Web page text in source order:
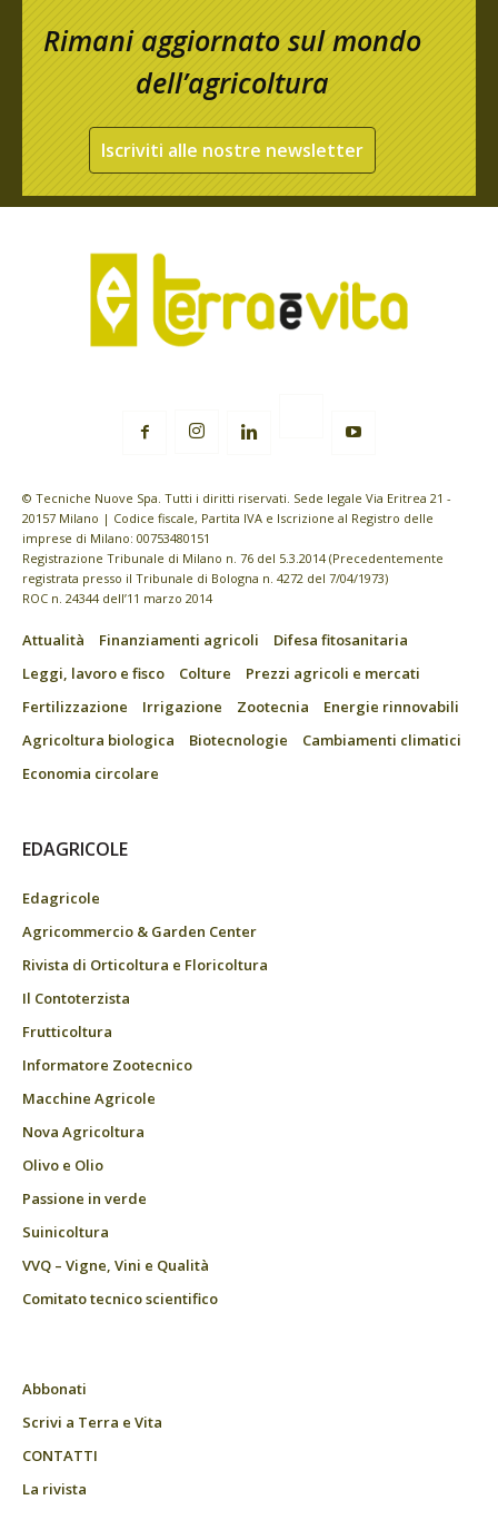
Rimani aggiornato sul mondo
dell’agricoltura
Iscriviti alle nostre newsletter
© Tecniche Nuove Spa. Tutti i diritti riservati. Sede legale Via Eritrea 21 -
20157 Milano | Codice fiscale, Partita IVA e Iscrizione al Registro delle
imprese di Milano: 00753480151
Registrazione Tribunale di Milano n. 76 del 5.3.2014 (Precedentemente
registrata presso il Tribunale di Bologna n. 4272 del 7/04/1973)
ROC n. 24344 dell’11 marzo 2014
Attualità Finanziamenti agricoli
Difesa fitosanitaria
Leggi, lavoro e fisco
Colture
Prezzi agricoli e mercati
Fertilizzazione
Irrigazione Zootecnia
Energie rinnovabili
Agricoltura biologica
Biotecnologie
Cambiamenti climatici
Economia circolare
EDAGRICOLE
Edagricole
Agricommercio & Garden Center
Rivista di Orticoltura e Floricoltura
Il Contoterzista
Frutticoltura
Informatore Zootecnico
Macchine Agricole
Nova Agricoltura
Olivo e Olio
Passione in verde
Suinicoltura
VVQ – Vigne, Vini e Qualità
Comitato tecnico scientifico
Abbonati
Scrivi a Terra e Vita
CONTATTI
La rivista